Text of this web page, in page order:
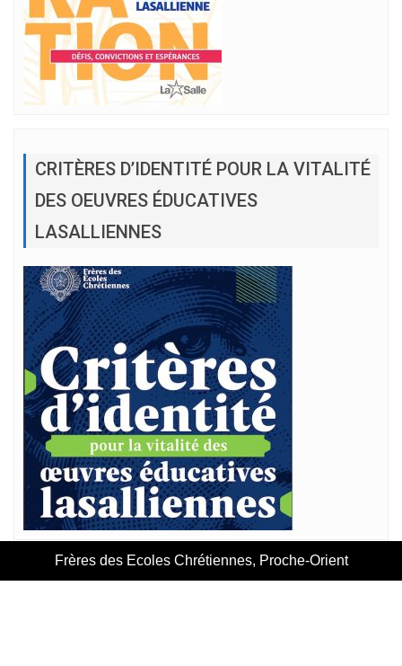
CRITÈRES D’IDENTITÉ POUR LA VITALITÉ
DES OEUVRES ÉDUCATIVES
LASALLIENNES
Frères des Ecoles Chrétiennes, Proche-Orient